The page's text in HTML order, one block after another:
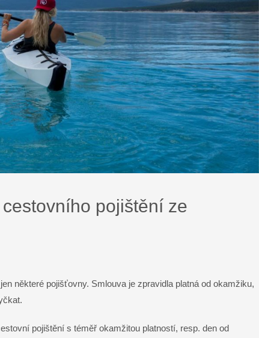
pojištění ze
některé pojišťovny. Smlouva je zpravidla platná od okamžiku,
pojištění s téměř okamžitou platností, resp. den od